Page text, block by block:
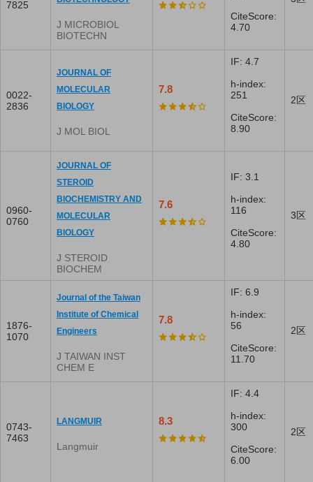
7825
J MICROBIOL
BIOTECHN
CiteScore:
4.70
0022-
2836
JOURNAL OF
MOLECULAR
BIOLOGY
J MOL BIOL
7.8
IF: 4.7
h-index:
251
CiteScore:
8.90
2区
0960-
0760
JOURNAL OF
STEROID
BIOCHEMISTRY AND
MOLECULAR
BIOLOGY
J STEROID
BIOCHEM
7.6
IF: 3.1
h-index:
116
CiteScore:
4.80
3区
1876-
1070
Journal of the Taiwan
Institute of Chemical
Engineers
J TAIWAN INST
CHEM E
7.8
IF: 6.9
h-index:
56
CiteScore:
11.70
2区
0743-
7463
LANGMUIR
Langmuir
8.3
IF: 4.4
h-index:
300
CiteScore:
6.00
2区